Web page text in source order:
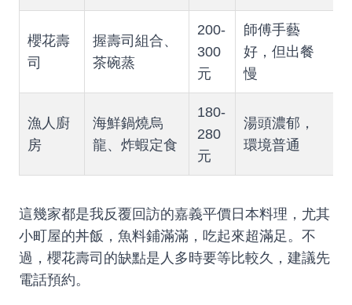
櫻花壽
司
握壽司組合、
茶碗蒸
200-
300
元
師傅手藝
好，但出餐
慢
漁人廚
房
海鮮鍋燒烏
龍、炸蝦定食
180-
280
元
湯頭濃郁，
環境普通
這幾家都是我反覆回訪的嘉義平價日本料理，尤其
小町屋的丼飯，魚料鋪滿滿，吃起來超滿足。不
過，櫻花壽司的缺點是人多時要等比較久，建議先
電話預約。